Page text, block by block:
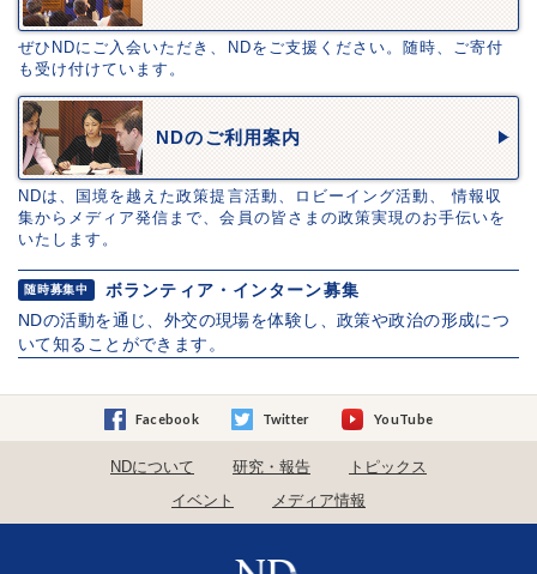
ぜひNDにご入会いただき、NDをご支援ください。随時、ご寄付
も受け付けています。
NDのご利用案内
NDは、国境を越えた政策提言活動、ロビーイング活動、 情報収
集からメディア発信まで、会員の皆さまの政策実現のお手伝いを
いたします。
随時募集中
ボランティア・インターン募集
NDの活動を通じ、外交の現場を体験し、政策や政治の形成につ
いて知ることができます。
Facebook Twitter YouTube
NDについて 研究・報告
トピックス
イベント
メディア情報